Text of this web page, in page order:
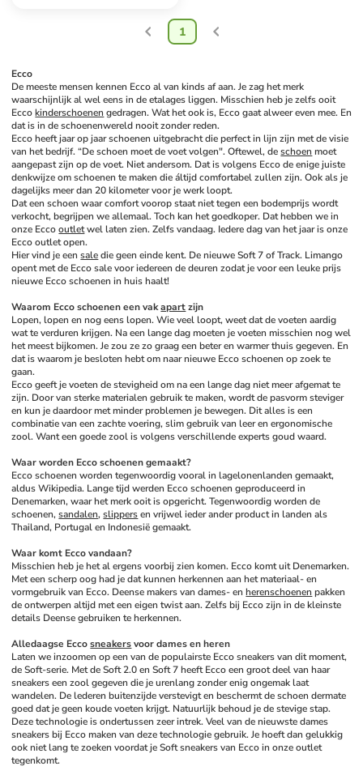
1
Ecco
De meeste mensen kennen Ecco al van kinds af aan. Je zag het merk
waarschijnlijk al wel eens in de etalages liggen. Misschien heb je zelfs ooit
Ecco kinderschoenen gedragen. Wat het ook is, Ecco gaat alweer even mee. En
dat is in de schoenenwereld nooit zonder reden.
Ecco heeft jaar op jaar schoenen uitgebracht die perfect in lijn zijn met de visie
van het bedrijf. “De schoen moet de voet volgen". Oftewel, de schoen moet
aangepast zijn op de voet. Niet andersom. Dat is volgens Ecco de enige juiste
denkwijze om schoenen te maken die áltijd comfortabel zullen zijn. Ook als je
dagelijks meer dan 20 kilometer voor je werk loopt.
Dat een schoen waar comfort voorop staat niet tegen een bodemprijs wordt
verkocht, begrijpen we allemaal. Toch kan het goedkoper. Dat hebben we in
onze Ecco outlet wel laten zien. Zelfs vandaag. Iedere dag van het jaar is onze
Ecco outlet open.
Hier vind je een sale die geen einde kent. De nieuwe Soft 7 of Track. Limango
opent met de Ecco sale voor iedereen de deuren zodat je voor een leuke prijs
nieuwe Ecco schoenen in huis haalt!
Waarom Ecco schoenen een vak apart zijn
Lopen, lopen en nog eens lopen. Wie veel loopt, weet dat de voeten aardig
wat te verduren krijgen. Na een lange dag moeten je voeten misschien nog wel
het meest bijkomen. Je zou ze zo graag een beter en warmer thuis gegeven. En
dat is waarom je besloten hebt om naar nieuwe Ecco schoenen op zoek te
gaan.
Ecco geeft je voeten de stevigheid om na een lange dag niet meer afgemat te
zijn. Door van sterke materialen gebruik te maken, wordt de pasvorm steviger
en kun je daardoor met minder problemen je bewegen. Dit alles is een
combinatie van een zachte voering, slim gebruik van leer en ergonomische
zool. Want een goede zool is volgens verschillende experts goud waard.
Waar worden Ecco schoenen gemaakt?
Ecco schoenen worden tegenwoordig vooral in lagelonenlanden gemaakt,
aldus Wikipedia. Lange tijd werden Ecco schoenen geproduceerd in
Denemarken, waar het merk ooit is opgericht. Tegenwoordig worden de
schoenen, sandalen, slippers en vrijwel ieder ander product in landen als
Thailand, Portugal en Indonesië gemaakt.
Waar komt Ecco vandaan?
Misschien heb je het al ergens voorbij zien komen. Ecco komt uit Denemarken.
Met een scherp oog had je dat kunnen herkennen aan het materiaal- en
vormgebruik van Ecco. Deense makers van dames- en herenschoenen pakken
de ontwerpen altijd met een eigen twist aan. Zelfs bij Ecco zijn in de kleinste
details Deense gebruiken te herkennen.
Alledaagse Ecco sneakers voor dames en heren
Laten we inzoomen op een van de populairste Ecco sneakers van dit moment,
de Soft-serie. Met de Soft 2.0 en Soft 7 heeft Ecco een groot deel van haar
sneakers een zool gegeven die je urenlang zonder enig ongemak laat
wandelen. De lederen buitenzijde verstevigt en beschermt de schoen dermate
goed dat je geen koude voeten krijgt. Natuurlijk behoud je de stevige stap.
Deze technologie is ondertussen zeer intrek. Veel van de nieuwste dames
sneakers bij Ecco maken van deze technologie gebruik. Je hoeft dan gelukkig
ook niet lang te zoeken voordat je Soft sneakers van Ecco in onze outlet
tegenkomt.